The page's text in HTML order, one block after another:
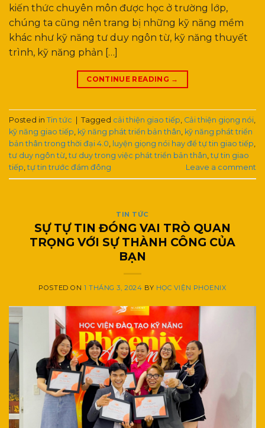
kiến thức chuyên môn được học ở trường lớp,
chúng ta cũng nên trang bị những kỹ năng mềm
khác như kỹ năng tư duy ngôn từ, kỹ năng thuyết
trình, kỹ năng phản […]
CONTINUE READING →
Posted in Tin tức Tagged cải thiện giao tiếp Cải thiện giọng nói
kỹ năng giao tiếp kỹ năng phát triển bản thân kỹ năng phát triển
bản thân trong thời đại 4.0
luyện giọng nói hay để tự tin giao tiếp
tư duy ngôn từ ,tư duy trong việc phát triển bản thân ,tự tin giao
tiếp ,tự tin trước đám đông Leave a comment
TIN TỨC
SỰ TỰ TIN ĐÓNG VAI TRÒ QUAN
TRỌNG VỚI SỰ THÀNH CÔNG CỦA
BẠN
POSTED ON 1 THÁNG 3, 2024 BY HỌC VIỆN PHOENIX